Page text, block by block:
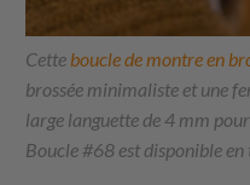
Cette boucle de montre en
brossée minimaliste et une
large languette de 4 mm
Boucle #68 est disponible